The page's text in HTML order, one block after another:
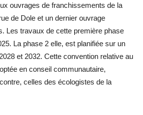
ouvrages de franchissements de la
de Dole et un dernier ouvrage
Les travaux de cette première phase
La phase 2 elle, est planifiée sur un
et 2032. Cette convention relative au
en conseil communautaire,
celles des écologistes de la